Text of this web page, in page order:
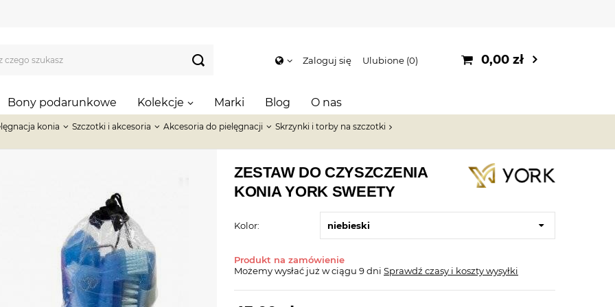
Zaloguj się Ulubione 0 0,00 zł
Bony podarunkowe Kolekcje Marki Blog O nas
konia Szczotki i akcesoria Akcesoria do pielęgnacji Skrzynki i torby na szczotki
ZESTAW DO CZYSZCZENIA
KONIA YORK SWEETY
Kolor: niebieski
Produkt na zamówienie
Możemy wysłać już w ciągu 9 dni Sprawdź czasy i koszty wysyłki